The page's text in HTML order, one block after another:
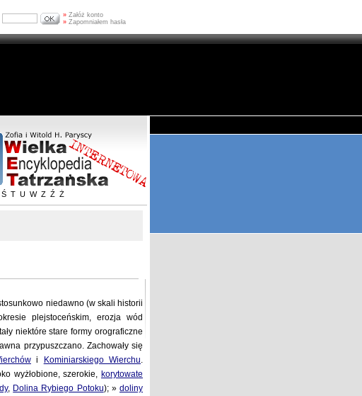
» Załóż konto
» Zapomniałem hasła
Ś T U W Z Ź Ż
niedawno (w skali historii
plejstoceńskim, erozja wód
niektóre stare formy orograficzne
przypuszczano. Zachowały się
i Kominiarskiego Wierchu.
wyżłobione, szerokie, korytowate
, Dolina Rybiego Potoku); » doliny